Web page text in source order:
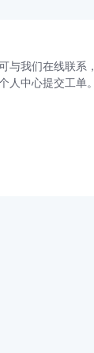
与我们在线联系
人中心提交工单。